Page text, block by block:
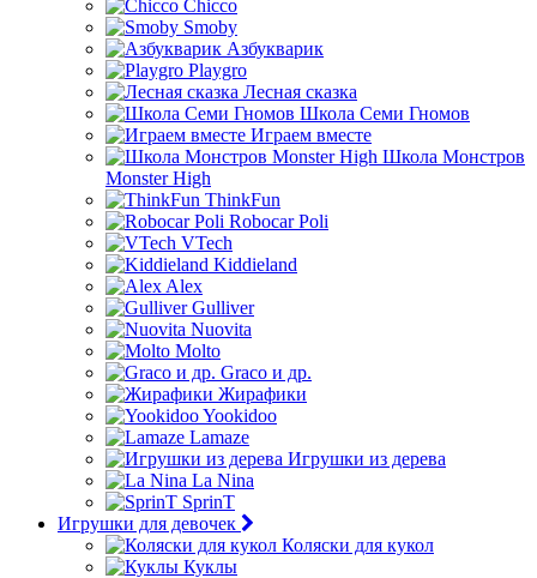
Chicco
Smoby
Азбукварик
Playgro
Лесная сказка
Школа Семи Гномов
Играем вместе
Школа Монстров
Monster High
ThinkFun
Robocar Poli
VTech
Kiddieland
Alex
Gulliver
Nuovita
Molto
Graco и др.
Жирафики
Yookidoo
Lamaze
Игрушки из дерева
La Nina
SprinT
Игрушки для девочек
Коляски для кукол
Куклы